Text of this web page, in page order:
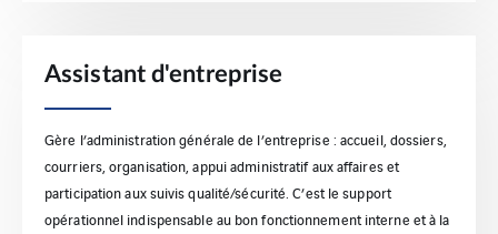
Assistant d'entreprise
Gère l’administration générale de l’entreprise : accueil, dossiers,
courriers, organisation, appui administratif aux affaires et
participation aux suivis qualité/sécurité. C’est le support
opérationnel indispensable au bon fonctionnement interne et à la